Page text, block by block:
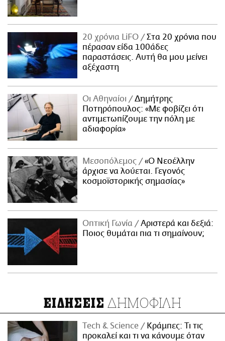
20 χρόνια LiFO
Στα 20 χρόνια που
πέρασαν είδα 100άδες
παραστάσεις. Αυτή θα μου μείνει
αξέχαστη
Οι Αθηναίοι
Δημήτρης
Ποτηρόπουλος: «Με φοβίζει ότι
αντιμετωπίζουμε την πόλη με
αδιαφορία»
Μεσοπόλεμος
«Ο Νεοέλλην
άρχισε να λούεται. Γεγονός
κοσμοϊστορικής σημασίας»
Οπτική Γωνία
Αριστερά και δεξιά:
Ποιος θυμάται πια τι σημαίνουν;
ΕΙΔΗΣΕΙΣ ΔΗΜΟΦΙΛΗ
Τech & Science
Κράμπες: Τι τις
προκαλεί και τι να κάνουμε όταν